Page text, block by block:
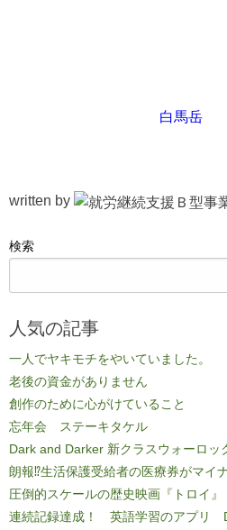
白馬岳
written by
検索
人気の記事
一人でヤキモチをやいていました。
老後の資金がありません
創作のために心がけていること
忘年会 ステーキタケル
Dark and Darker 新クラスウォーロッ
朗報⁉生活保護受給者の医療券がマイ
圧倒的スケールの歴史映画『トロイ』
連続記録達成！ 英語学習のアプリ